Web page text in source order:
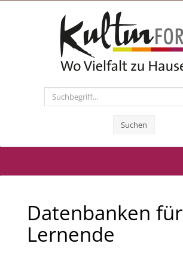
Suchen
Datenbanken für
Lernende